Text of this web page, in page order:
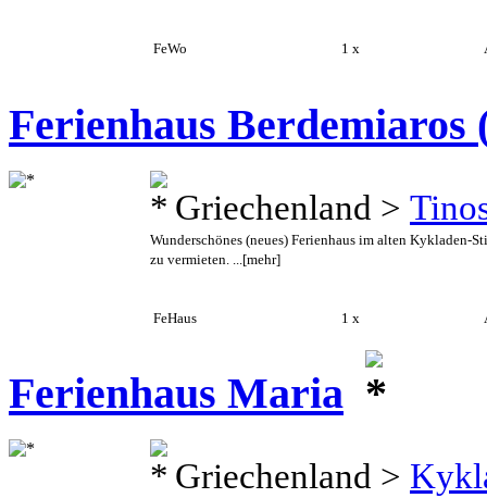
FeWo 1 x
Ferienhaus Berdemiaros
Griechenland >
Wunderschönes (neues) Ferienhaus im alten
zu vermieten. ... [mehr]
FeHaus 1 x
Ferienhaus Maria
Griechenland >